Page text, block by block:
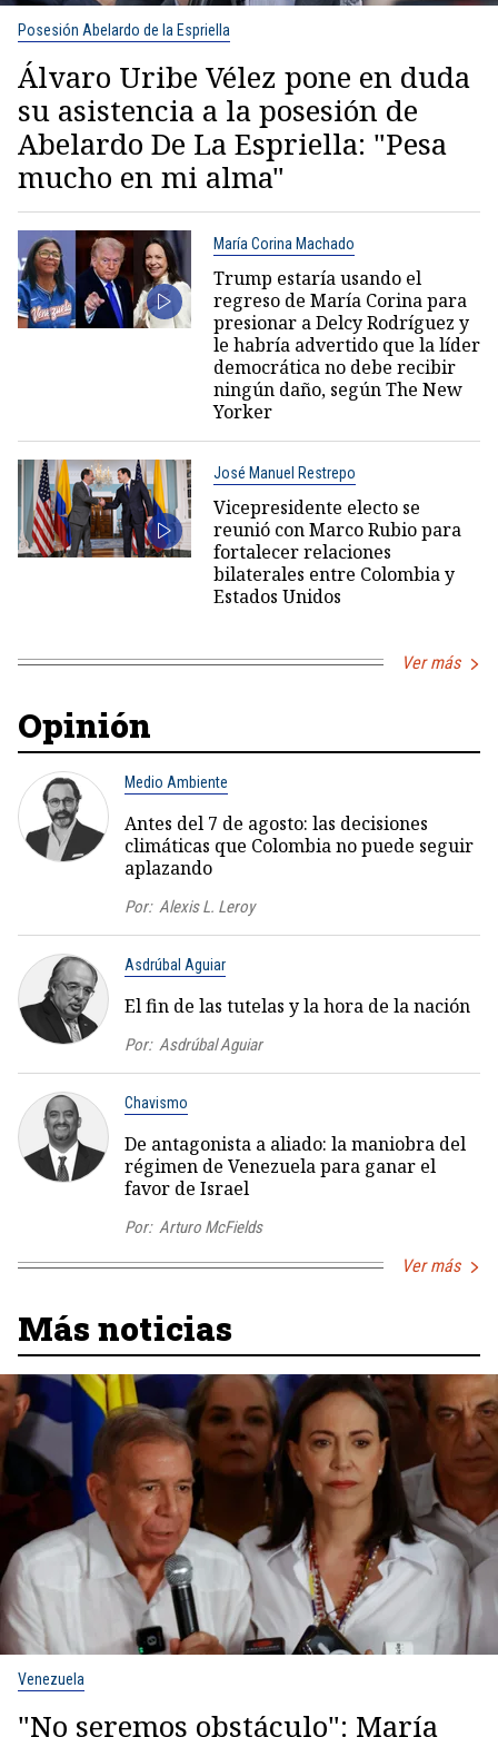
Posesión Abelardo de la Espriella
Álvaro Uribe Vélez pone en duda
su asistencia a la posesión de
Abelardo De La Espriella: "Pesa
mucho en mi alma"
María Corina Machado
Trump estaría usando el
regreso de María Corina para
presionar a Delcy Rodríguez y
le habría advertido que la líder
democrática no debe recibir
ningún daño, según The New
Yorker
José Manuel Restrepo
Vicepresidente electo se
reunió con Marco Rubio para
fortalecer relaciones
bilaterales entre Colombia y
Estados Unidos
Ver más
Opinión
Medio Ambiente
Antes del 7 de agosto: las decisiones
climáticas que Colombia no puede seguir
aplazando
Por: Alexis L. Leroy
Asdrúbal Aguiar
El fin de las tutelas y la hora de la nación
Por: Asdrúbal Aguiar
Chavismo
De antagonista a aliado: la maniobra del
régimen de Venezuela para ganar el
favor de Israel
Por: Arturo McFields
Ver más
Más noticias
Venezuela
"No seremos obstáculo": María